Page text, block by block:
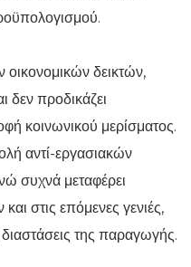
δεικτών,
δεν προδικάζει
κοινωνικού μερίσματος.
αντί-εργασιακών
συχνά μεταφέρει
στις επόμενες γενιές,
διαστάσεις της παραγωγής.